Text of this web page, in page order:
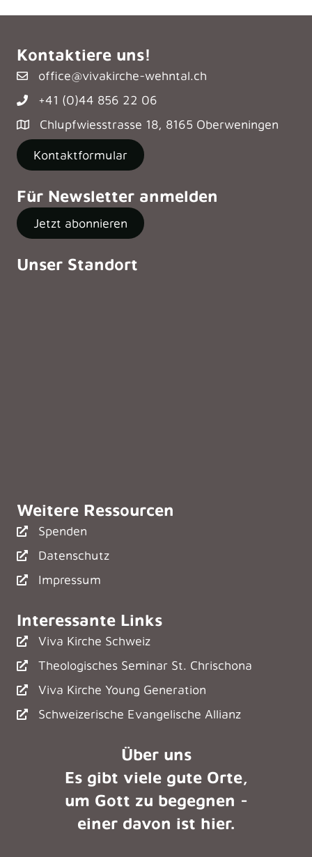
Kontaktiere uns!
office@vivakirche-wehntal.ch
+41 (0)44 856 22 06
Chlupfwiesstrasse 18, 8165 Oberweningen
Kontaktformular
Für Newsletter anmelden
Jetzt abonnieren
Unser Standort
Weitere Ressourcen
Spenden
Datenschutz
Impressum
Interessante Links
Viva Kirche Schweiz
Theologisches Seminar St. Chrischona
Viva Kirche Young Generation
Schweizerische Evangelische Allianz
Über uns
Es gibt viele gute Orte,
um Gott zu begegnen -
einer davon ist hier.